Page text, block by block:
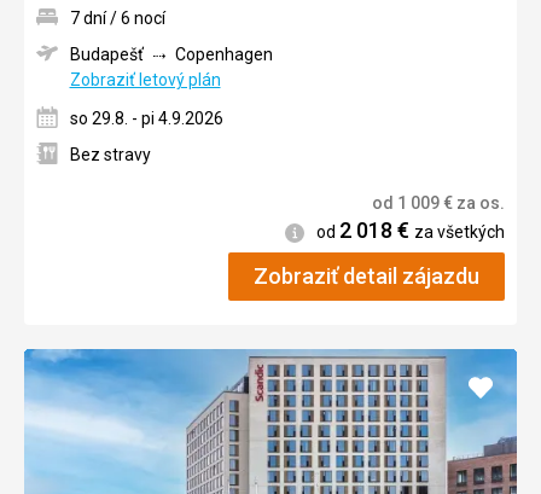
7 dní / 6 nocí
Budapešť
Copenhagen
Zobraziť letový plán
so 29.8. - pi 4.9.2026
Bez stravy
od 1 009€ za os.
Informácie
od 2 018 € za všetkých
Zobraziť detail zájazdu
Pridať